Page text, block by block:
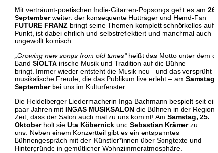
Mit verträumt-poetischen Indie-Gitarren-Popsongs geht es am 26.
Septemberweiter: der konsequente Hutträger und Hemd-Fan
FUTURE FRANZ bringt seine Themen komplett schnörkellos auf
Punkt, ist dabei ehrlich und selbstreflektiert und manchmal auch
ungewollt komisch.
„Growing new songs from old tunes“ heißt das Motto unter dem
Band SÍOLTA irische Musik und Tradition auf die Bühne
bringt. Immer wieder entsteht die Musik neu– und das versprüht
musikalische Freude, die das Publikum live erlebt – am Samstag,
September bei uns im Kulturfenster.
Die Heidelberger Liedermacherin Inga Bachmann bespielt seit ein
paar Jahren mit INGAS MUSIKSALON die Bühnen in der Region.
Zeit, dass der Salon auch mal zu uns kommt! Am Samstag, 25.
Oktober holt sie Uta Köbernick und Sebastian Krämerzu
uns. Neben einem Konzertteil gibt es ein entspanntes
Bühnengespräch mit den Künstler*innen über Songtexte und
Hintergründe in gemütlicher Wohnzimmeratmosphäre.